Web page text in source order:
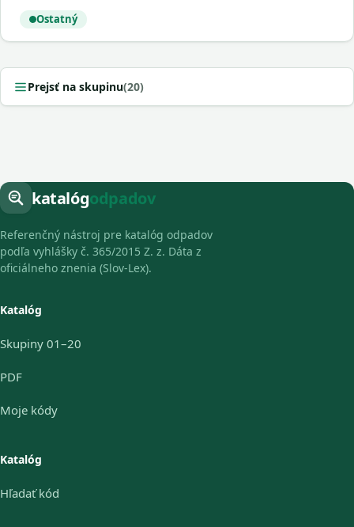
Ostatný
Prejsť na skupinu(20)
katalógodpadov
Referenčný nástroj pre katalóg odpadov
podľa vyhlášky č. 365/2015 Z. z. Dáta z
oficiálneho znenia (Slov-Lex).
Katalóg
Skupiny 01–20
PDF
Moje kódy
Katalóg
Hľadať kód